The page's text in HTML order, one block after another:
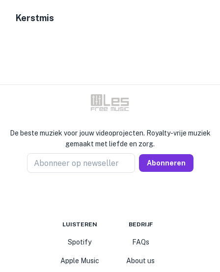
Kerstmis
De beste muziek voor jouw videoprojecten. Royalty-vrije muziek
gemaakt met liefde en zorg.
Abonneer op newseller Abonneren
LUISTEREN
Spotify
Apple Music
BEDRIJF
FAQs
About us